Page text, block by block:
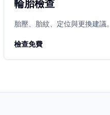
輪胎檢查
胎壓、胎紋、定位與更換建議。
檢查免費